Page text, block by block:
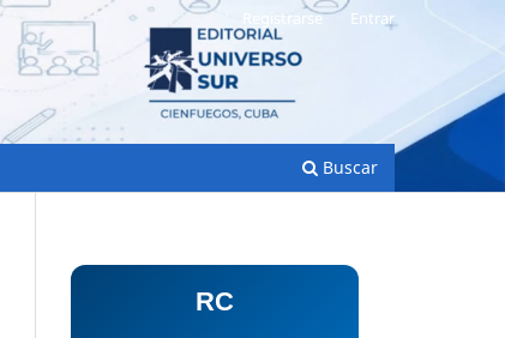
Buscar
Registrarse Entrar
RC